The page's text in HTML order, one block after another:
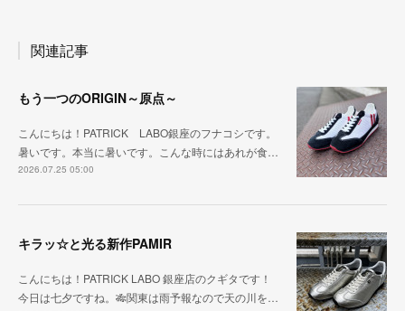
関連記事
もう一つのORIGIN～原点～
こんにちは！PATRICK LABO銀座のフナコシです。
暑いです。本当に暑いです。こんな時にはあれが食…
2026.07.25 05:00
キラッ☆と光る新作PAMIR
こんにちは！PATRICK LABO 銀座店のクギタです！
今日は七夕ですね。🎋関東は雨予報なので天の川を…